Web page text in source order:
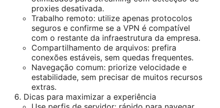
proxies desativada.
Trabalho remoto: utilize apenas protocolos
seguros e confirme se a VPN é compatível
com o restante da infraestrutura da empresa.
Compartilhamento de arquivos: prefira
conexões estáveis, sem quedas frequentes.
Navegação comum: priorize velocidade e
estabilidade, sem precisar de muitos recursos
extras.
Dicas para maximizar a experiência